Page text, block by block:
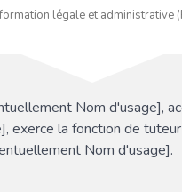
légale et administrative
Nom d'usage],
exerce la fonction de
Nom d'usage].